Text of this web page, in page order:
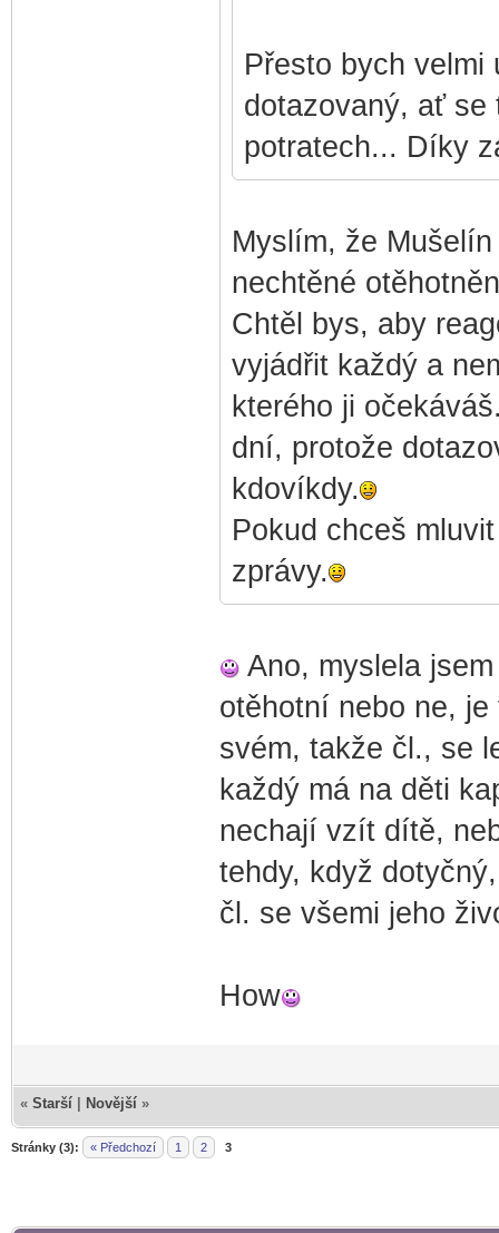
Přesto bych
dotazovaný, ať se
potratech... Díky
Myslím, že
nechtěné
Chtěl bys, aby
vyjádřit každý a
kterého ji
dní, protože
kdovíkdy.
Pokud chceš
zprávy.
Ano, myslela
otěhotní nebo ne,
svém, takže čl., se
každý má na děti
nechají vzít dítě,
tehdy, když
čl. se všemi jeho
How
« Starší Novější »
Stránky (3): « Předchozí 1 2 3